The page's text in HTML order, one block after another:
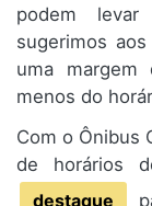
podem levar
sugerimos
uma
menos do
Com o Ônibus
de horários
destaque